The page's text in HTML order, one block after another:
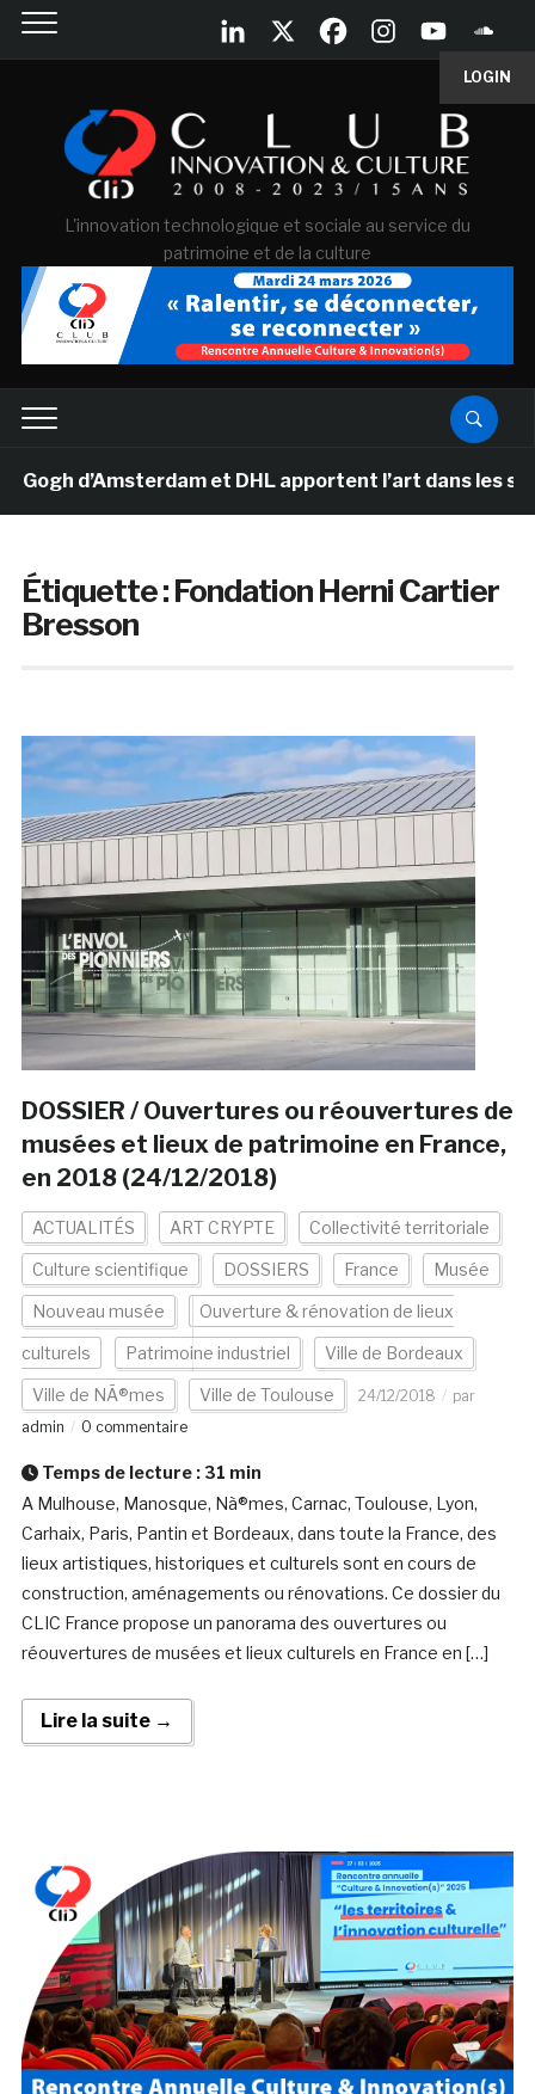
LOGIN
L'innovation technologique et sociale au service du
patrimoine et de la culture
d’Amsterdam et DHL apportent l’art dans les
Étiquette :Fondation Herni Cartier
Bresson
DOSSIER / Ouvertures ou réouvertures de
musées et lieux de patrimoine en France,
en 2018 (24/12/2018)
ACTUALITÉS ART CRYPTE Collectivité territoriale
Culture scientifique DOSSIERS France Musée
Nouveau musée Ouverture & rénovation de lieux
culturels Patrimoine industriel Ville de Bordeaux
Ville de NÃ®mes Ville de Toulouse 24/12/2018
par
admin
0 commentaire
Temps de lecture : 31 min
A Mulhouse, Manosque, Nà®mes, Carnac, Toulouse, Lyon,
Carhaix, Paris, Pantin et Bordeaux, dans toute la France, des
lieux artistiques, historiques et culturels sont en cours de
construction, aménagements ou rénovations. Ce dossier du
CLIC France propose un panorama des ouvertures ou
réouvertures de musées et lieux culturels en France en […]
Lire la suite →